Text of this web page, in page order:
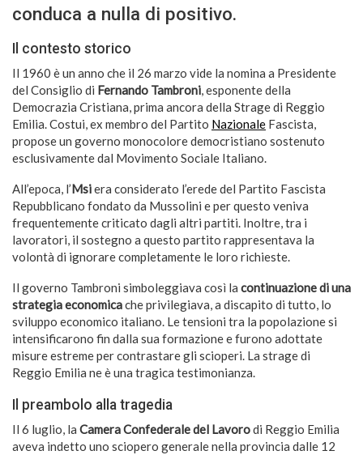
conduca a nulla di positivo.
Il contesto storico
Il 1960 è un anno che il 26 marzo vide la nomina a Presidente
del Consiglio di Fernando Tambroni, esponente della
Democrazia Cristiana, prima ancora della Strage di Reggio
Emilia. Costui, ex membro del Partito Nazionale Fascista,
propose un governo monocolore democristiano sostenuto
esclusivamente dal Movimento Sociale Italiano.
All’epoca, l’Msiera considerato l’erede del Partito Fascista
Repubblicano fondato da Mussolini e per questo veniva
frequentemente criticato dagli altri partiti. Inoltre, tra i
lavoratori, il sostegno a questo partito rappresentava la
volontà di ignorare completamente le loro richieste.
Il governo Tambroni simboleggiava così la continuazione di una
strategia economicache privilegiava, a discapito di tutto, lo
sviluppo economico italiano. Le tensioni tra la popolazione si
intensificarono fin dalla sua formazione e furono adottate
misure estreme per contrastare gli scioperi. La strage di
Reggio Emilia ne è una tragica testimonianza.
Il preambolo alla tragedia
Il 6 luglio, la Camera Confederale del Lavorodi Reggio Emilia
aveva indetto uno sciopero generale nella provincia dalle 12